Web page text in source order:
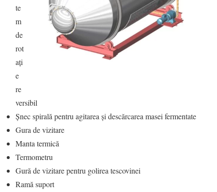
te
m
de
rot
ați
e
re
versibil
Șnec spirală pentru agitarea și descărcarea masei fermentate
Gura de vizitare
Manta termică
Termometru
Gură de vizitare pentru golirea tescovinei
Ramă suport